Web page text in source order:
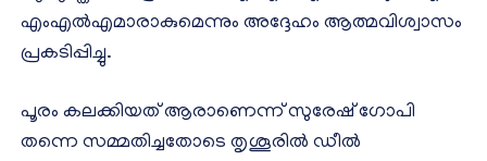
എംഎല്‍എമാരാകുമെന്നും അദ്ദേഹം ആത്മവിശ്വാസം
പ്രകടിപ്പിച്ചു.
പൂരം കലക്കിയത് ആരാണെന്ന് സുരേഷ് ഗോപി
തന്നെ സമ്മതിച്ചതോടെ തൃശൂരില്‍ ഡീല്‍